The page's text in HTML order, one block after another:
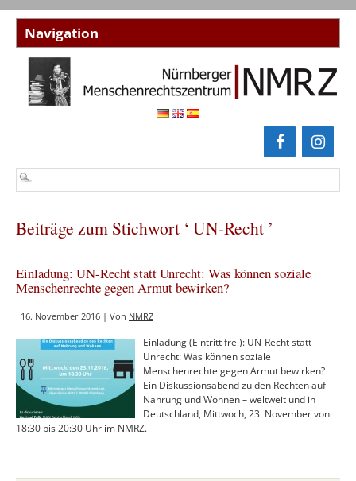
Beiträge zum Stichwort ‘ UN-Recht ’
Einladung: UN-Recht statt Unrecht: Was können soziale
Menschenrechte gegen Armut bewirken?
16. November 2016 | Von NMRZ
Einladung (Eintritt frei): UN-Recht statt
Unrecht: Was können soziale
Menschenrechte gegen Armut bewirken?
Ein Diskussionsabend zu den Rechten auf
Nahrung und Wohnen – weltweit und in
Deutschland, Mittwoch, 23. November von
18:30 bis 20:30 Uhr im NMRZ.